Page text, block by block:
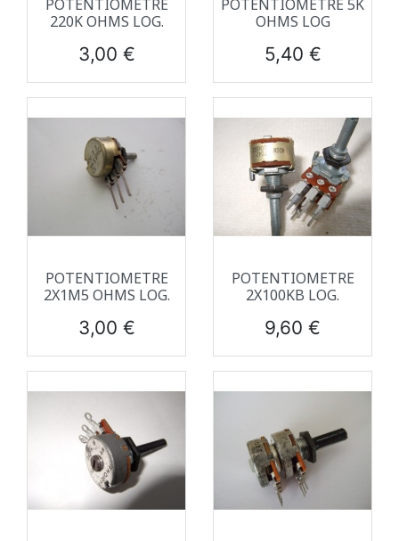
POTENTIOMETRE
220K OHMS LOG.
Prix
3,00 €
POTENTIOMETRE 5K
OHMS LOG
Prix
5,40 €
POTENTIOMETRE
2X1M5 OHMS LOG.
Prix
3,00 €
POTENTIOMETRE
2X100KB LOG.
Prix
9,60 €